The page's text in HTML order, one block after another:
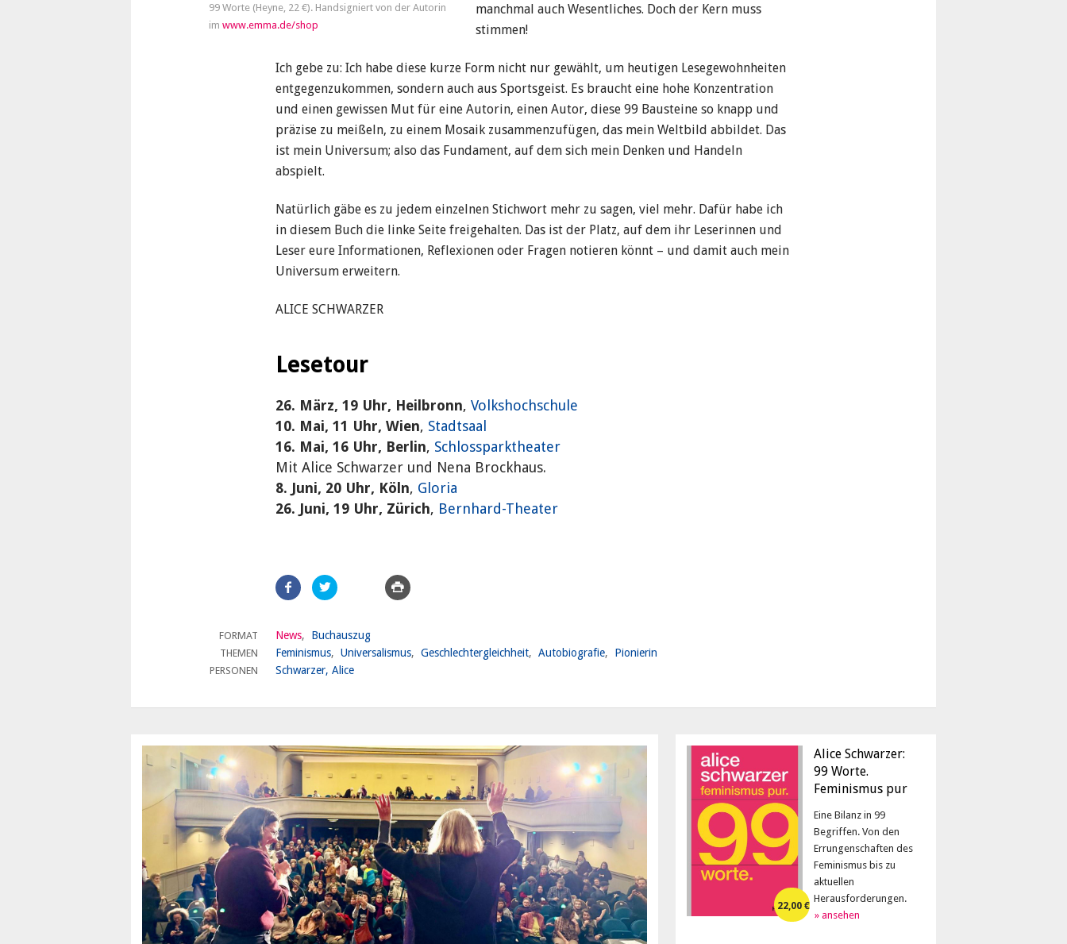
99 Worte (Heyne, 22 €). Handsigniert von der Autorin
im www.emma.de/shop
manchmal auch Wesentliches. Doch der Kern muss
stimmen!
Ich gebe zu: Ich habe diese kurze Form nicht nur gewählt, um heutigen Lesegewohnheiten
entgegenzukommen, sondern auch aus Sportsgeist. Es braucht eine hohe Konzentration
und einen gewissen Mut für eine Autorin, einen Autor, diese 99 Bausteine so knapp und
präzise zu meißeln, zu einem Mosaik zusammenzufügen, das mein Weltbild abbildet. Das
ist mein Universum; also das Fundament, auf dem sich mein Denken und Handeln
abspielt.
Natürlich gäbe es zu jedem einzelnen Stichwort mehr zu sagen, viel mehr. Dafür habe ich
in diesem Buch die linke Seite freigehalten. Das ist der Platz, auf dem ihr Leserinnen und
Leser eure Informationen, Reflexionen oder Fragen notieren könnt – und damit auch mein
Universum erweitern.
ALICE SCHWARZER
Lesetour
26. März, 19 Uhr, Heilbronn, Volkshochschule
10. Mai, 11 Uhr, Wien, Stadtsaal
16. Mai, 16 Uhr, Berlin, Schlossparktheater
Mit Alice Schwarzer und Nena Brockhaus.
8. Juni, 20 Uhr, Köln, Gloria
26. Juni, 19 Uhr, Zürich, Bernhard-Theater
Artikel
teilen
FORMAT News Buchauszug
THEMEN Feminismus Universalismus Geschlechtergleichheit Autobiografie Pionierin
PERSONEN Schwarzer, Alice
Alice Schwarzer:
99 Worte.
Feminismus pur
Eine Bilanz in 99
Begriffen. Von den
Errungenschaften des
Feminismus bis zu
aktuellen
Herausforderungen.
22,00